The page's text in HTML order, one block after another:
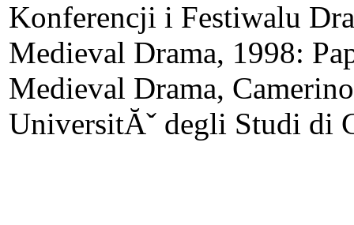
Konferencji i Festiwalu
Medieval Drama, 1998:
Medieval Drama,
UniversitĂˇ degli Studi di